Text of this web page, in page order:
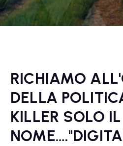
RICHIAMO
DELLA
KILLER SOLO IL